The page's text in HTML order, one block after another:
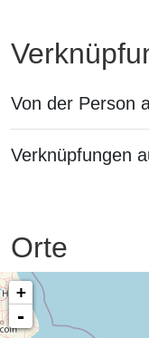
Von der Person
Verknüpfungen
Orte
+
-